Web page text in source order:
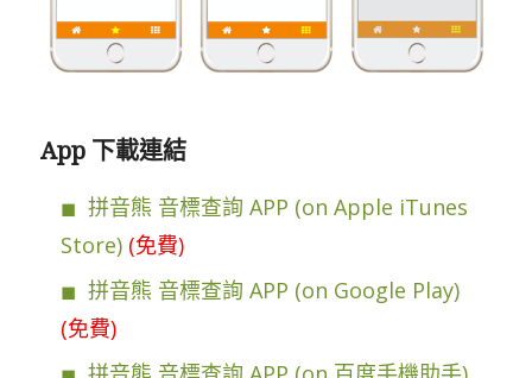
App 下載連結
拼音熊 音標查詢 APP (on Apple iTunes
Store) (免費)
拼音熊 音標查詢 APP (on Google Play)
(免費)